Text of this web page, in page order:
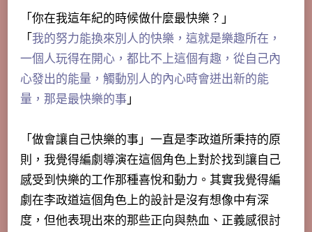
「你在我這年紀的時候做什麼最快樂？」
「我的努力能換來別人的快樂，這就是樂趣所在，
一個人玩得在開心，都比不上這個有趣，從自己內
心發出的能量，觸動別人的內心時會迸出新的能
量，那是最快樂的事」
「做會讓自己快樂的事」一直是李政道所秉持的原
則，我覺得編劇導演在這個角色上對於找到讓自己
感受到快樂的工作那種喜悅和動力。其實我覺得編
劇在李政道這個角色上的設計是沒有想像中有深
度，但他表現出來的那些正向與熱血、正義感很討